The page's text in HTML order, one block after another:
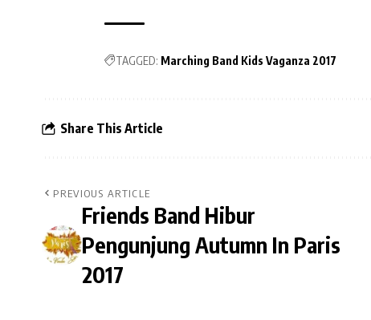
TAGGED: Marching Band Kids Vaganza 2017
Share This Article
PREVIOUS ARTICLE
Friends Band Hibur
Pengunjung Autumn In Paris
2017